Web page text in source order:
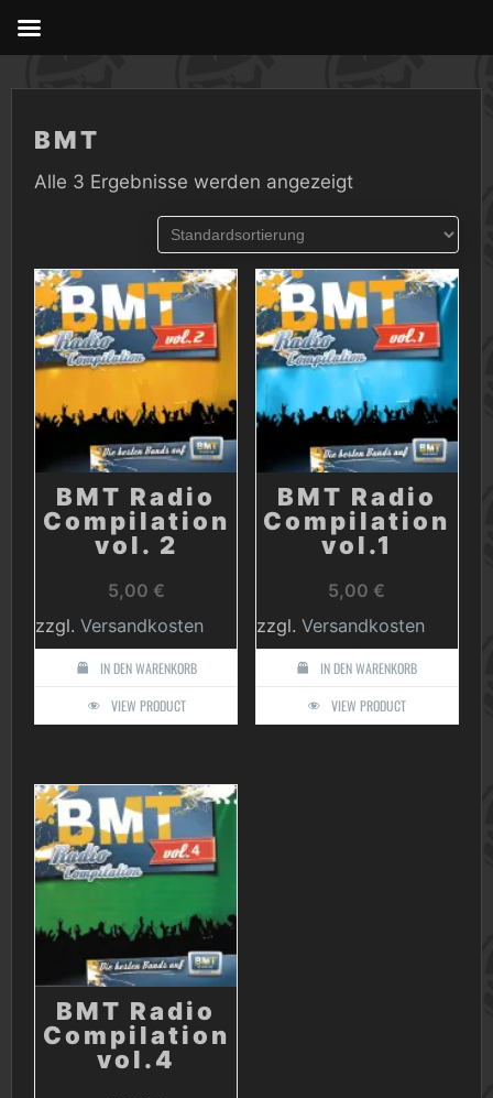
BMT
Alle 3 Ergebnisse werden angezeigt
BMT Radio
Compilation
vol. 2
5,00 €
zzgl. Versandkosten
IN DEN WARENKORB
VIEW PRODUCT
BMT Radio
Compilation
vol.1
5,00€
zzgl. Versandkosten
IN DEN WARENKORB
VIEW PRODUCT
BMT Radio
Compilation
vol.4